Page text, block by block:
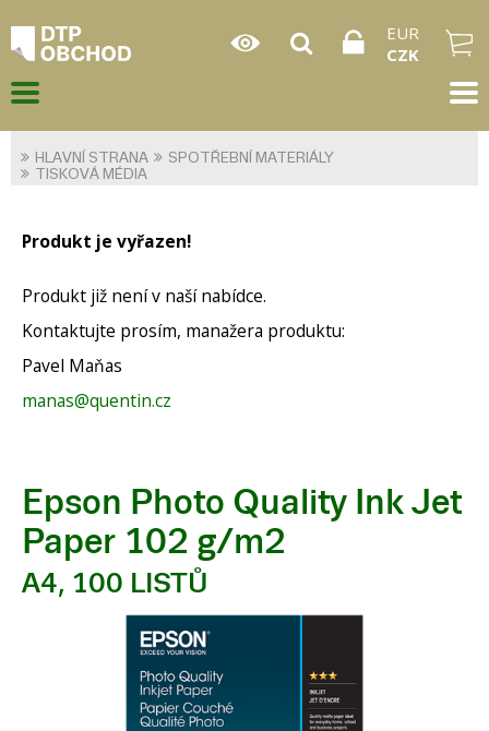
EUR
CZK
HLAVNÍ STRANA
SPOTŘEBNÍ MATERIÁLY
TISKOVÁ MÉDIA
Produkt je vyřazen!
Produkt již není v naší nabídce.
Kontaktujte prosím, manažera produktu:
Pavel Maňas
manas@quentin.cz
Epson Photo Quality Ink Jet
Paper 102 g/m2
A4, 100 LISTŮ